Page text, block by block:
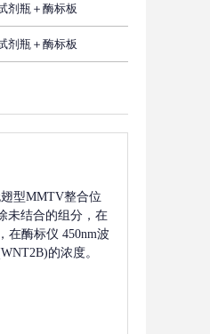
剂瓶＋酶标板
剂瓶＋酶标板
翅型MMTV整合位
未结合的组分，在
在酶标仪 450nm波
的浓度。